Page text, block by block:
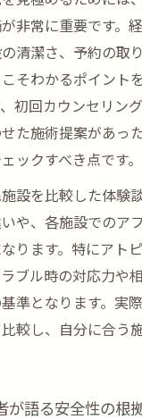
肌でも安心な脱毛方
者の実例から学ぶア
配慮した脱毛施術の
に基づくアトピー肌
肌で脱毛を始める前
験者が語る安心ポイ
験者が伝える安心
非常に重要です。
清潔さ、予約の取
そわかるポイント
初回カウンセリン
た施術提案があっ
ックすべき点です。
設を比較した体験
や、各施設でのア
ります。特にアト
ブル時の対応力や
準となります。実
較し、自分に合う
が語る安全性の根